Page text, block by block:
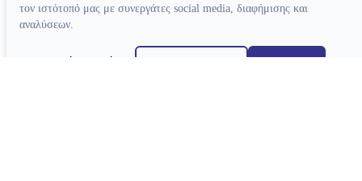
Χειρολαβές
Τουρμπίνες Airotor
Γωνιακές Micromotor
τον ιστότοπό μας με συνεργάτες social media, διαφήμισης και
αναλύσεων.
Απόρριψη όλων